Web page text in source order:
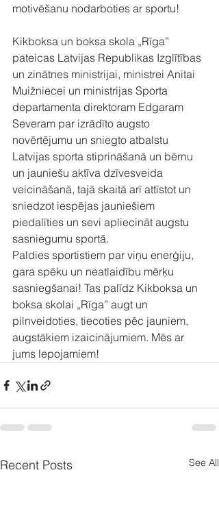
motivēšanu nodarboties ar sportu!
Kikboksa un boksa skola „Rīga”
pateicas Latvijas Republikas Izglītības
un zinātnes ministrijai, ministrei Anitai
Muižniecei un ministrijas Sporta
departamenta direktoram Edgaram
Severam par izrādīto augsto
novērtējumu un sniegto atbalstu
Latvijas sporta stiprināšanā un bērnu
un jauniešu aktīva dzīvesveida
veicināšanā, tajā skaitā arī attīstot un
sniedzot iespējas jauniešiem
piedalīties un sevi apliecināt augstu
sasniegumu sportā.
Paldies sportistiem par viņu enerģiju,
gara spēku un neatlaidību mērķu
sasniegšanai! Tas palīdz Kikboksa un
boksa skolai „Rīga” augt un
pilnveidoties, tiecoties pēc jauniem,
augstākiem izaicinājumiem. Mēs ar
jums lepojamiem!
Recent Posts See All